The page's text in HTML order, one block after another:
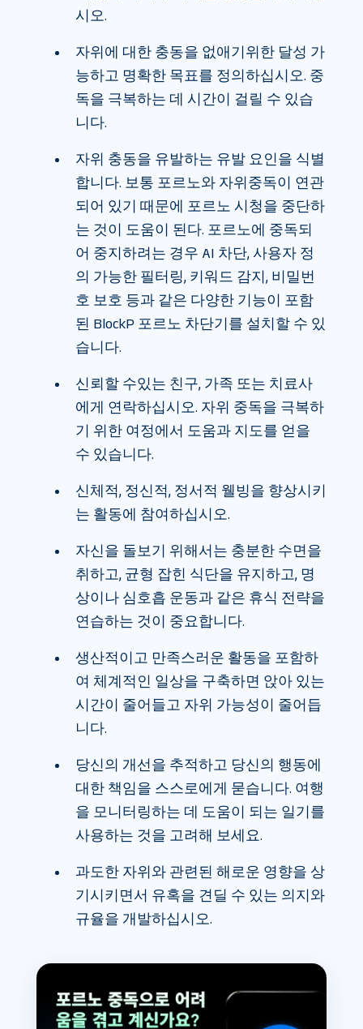
시오.
자위에 대한 충동을 없애기위한 달성 가
능하고 명확한 목표를 정의하십시오. 중
독을 극복하는 데 시간이 걸릴 수 있습
니다.
자위 충동을 유발하는 유발 요인을 식별
합니다. 보통 포르노와 자위중독이 연관
되어 있기 때문에 포르노 시청을 중단하
는 것이 도움이 된다. 포르노에 중독되
어 중지하려는 경우 AI 차단, 사용자 정
의 가능한 필터링, 키워드 감지, 비밀번
호 보호 등과 같은 다양한 기능이 포함
된 BlockP 포르노 차단기를 설치할 수 있
습니다.
신뢰할 수있는 친구, 가족 또는 치료사
에게 연락하십시오. 자위 중독을 극복하
기 위한 여정에서 도움과 지도를 얻을
수 있습니다.
신체적, 정신적, 정서적 웰빙을 향상시키
는 활동에 참여하십시오.
자신을 돌보기 위해서는 충분한 수면을
취하고, 균형 잡힌 식단을 유지하고, 명
상이나 심호흡 운동과 같은 휴식 전략을
연습하는 것이 중요합니다.
생산적이고 만족스러운 활동을 포함하
여 체계적인 일상을 구축하면 앉아 있는
시간이 줄어들고 자위 가능성이 줄어듭
니다.
당신의 개선을 추적하고 당신의 행동에
대한 책임을 스스로에게 묻습니다. 여행
을 모니터링하는 데 도움이 되는 일기를
사용하는 것을 고려해 보세요.
과도한 자위와 관련된 해로운 영향을 상
기시키면서 유혹을 견딜 수 있는 의지와
규율을 개발하십시오.